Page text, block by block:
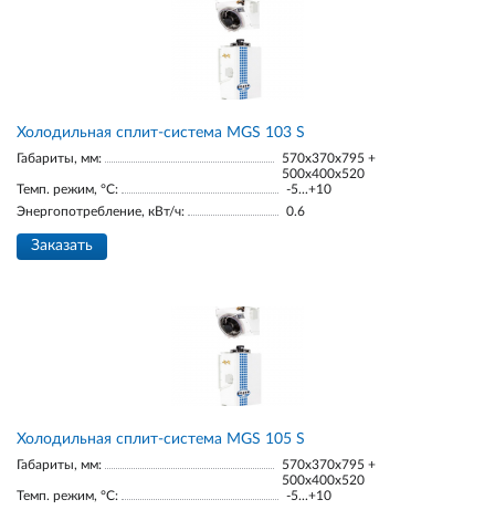
Холодильная сплит-система MGS 103 S
Габариты, мм:
570x370x795 +
500x400x520
Темп. режим, °С:
-5...+10
Энергопотребление, кВт/ч:
0.6
Заказать
Холодильная сплит-система MGS 105 S
Габариты, мм:
570x370x795 +
500x400x520
Темп. режим, °С:
-5...+10